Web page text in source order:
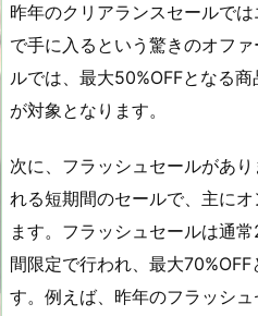
昨年のクリアランスセールで
で手に入るという驚きのオフ
ルでは、最大50%OFFとなる
が対象となります。
次に、フラッシュセールがあ
れる短期間のセールで、主に
ます。フラッシュセールは通
間限定で行われ、最大
す。例えば、昨年のフラッシ